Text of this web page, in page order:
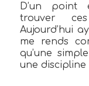
D’un point
trouver
Aujourd’hui
me rends
qu’une
une discipline